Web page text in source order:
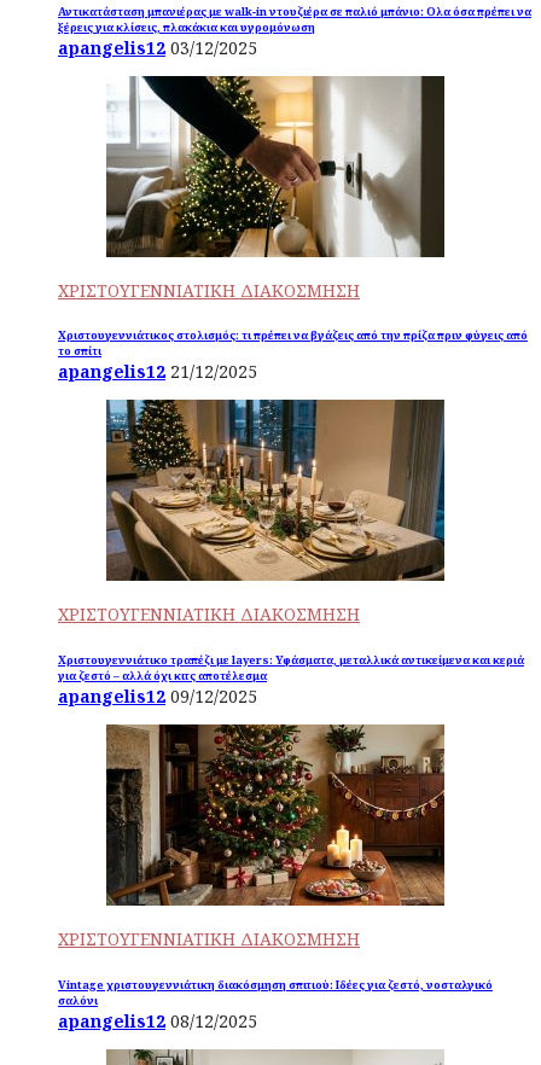
Αντικατάσταση μπανιέρας με walk-in ντουζιέρα σε παλιό μπάνιο: Ολα όσα πρέπει να
ξέρεις για κλίσεις, πλακάκια και υγρομόνωση
apangelis12 03/12/2025
ΧΡΙΣΤΟΥΓΕΝΝΙΑΤΙΚΗ ΔΙΑΚΟΣΜΗΣΗ
Χριστουγεννιάτικος στολισμός: τι πρέπει να βγάζεις από την πρίζα πριν φύγεις από
το σπίτι
apangelis12 21/12/2025
ΧΡΙΣΤΟΥΓΕΝΝΙΑΤΙΚΗ ΔΙΑΚΟΣΜΗΣΗ
Χριστουγεννιάτικο τραπέζι με layers: Υφάσματα, μεταλλικά αντικείμενα και κεριά
για ζεστό – αλλά όχι κιτς αποτέλεσμα
apangelis12 09/12/2025
ΧΡΙΣΤΟΥΓΕΝΝΙΑΤΙΚΗ ΔΙΑΚΟΣΜΗΣΗ
Vintage χριστουγεννιάτικη διακόσμηση σπιτιού: Ιδέες για ζεστό, νοσταλγικό
σαλόνι
apangelis12 08/12/2025